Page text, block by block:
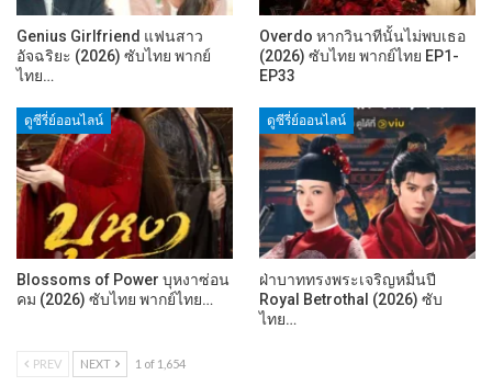
Genius Girlfriend แฟนสาว
อัจฉริยะ (2026) ซับไทย พากย์
ไทย…
Overdo หากวินาทีนั้นไม่พบเธอ
(2026) ซับไทย พากย์ไทย EP1-
EP33
ดูซีรี่ย์ออนไลน์
Blossoms of Power บุหงาซ่อน
คม (2026) ซับไทย พากย์ไทย…
ดูซีรี่ย์ออนไลน์
ฝ่าบาททรงพระเจริญหมื่นปี
Royal Betrothal (2026) ซับ
ไทย…
PREV NEXT 1 of 1,654